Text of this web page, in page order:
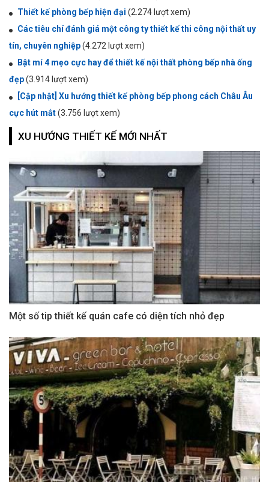
Thiết kế phòng bếp hiện đại (2.274 lượt xem)
Các tiêu chí đánh giá một công ty thiết kế thi công nội thất uy
tín, chuyên nghiệp(4.272 lượt xem)
Bật mí 4 mẹo cực hay để thiết kế nội thất phòng bếp nhà ống
đẹp(3.914 lượt xem)
[Cập nhật] Xu hướng thiết kế phòng bếp phong cách Châu Âu
cực hút mắt(3.756 lượt xem)
XU HƯỚNG THIẾT KẾ MỚI NHẤT
Một số tip thiết kế quán cafe có diện tích nhỏ đẹp